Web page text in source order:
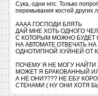
Сука, одни нпс. Только
перемывания костей других
АААА ГОСПОДИ БЛЯТЬ
ДАЙ МНЕ ХОТЬ ОДНОГО
С КОТОРЫМ МОЖНО БУДЕТ
НА АВТОМАТЕ ОТВЕЧАТЬ
ОДНОТИПНОЙ ХУЙНЕЙ ОТ
ПОЧЕМУ Я НЕ МОГУ
МОЖЕТ Я БРАКОВАННЫЙ
А НЕ ОНИ???? НЕ ЕБУ
СТЕНАМИ ( НУ ОНИ ХОТЯ